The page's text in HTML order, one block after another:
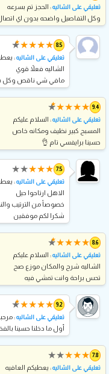
تعليقي على الشاليه: الحجز تم بسرعه
وكل التفاصيل واضحه بدون اي
8.5
★
★
★
★
★
★
تعليقي على الشاليه:
الشاليه فعلاً قوي
مافي شي ناقص
9.4
★
★
★
★
★
★
تعليقي على الشاليه: السلام عليكم
المسبح كبير نظيف ومكانه خاص
حسينا برايفسي تام 👌
7.5
★
★
★
★
★
تعليقي على الشاليه:
الاهل ارتاحوا حيل
خصوصاً من الترتيب
شكرا لكم موفقين
8.6
★
★
★
★
★
★
تعليقي على الشاليه: السلام عليكم
الشاليه شرح والمكان موزع صح
تحس براحة وانت تمشي فيه
9.2
★
★
★
★
★
★
تعليقي على الشاليه:
أول ما دخلنا حسينا
7.8
★
★
★
★
★
تعليقي على الشاليه: يعطيكم العافيه